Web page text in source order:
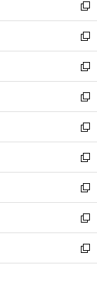
ィ
ン
ド
ウ
で
開
く
い
ウ
ィ
ン
ド
ウ
で
開
く
新
し
い
ウ
ィ
ン
ド
ウ
で
開
く
新
し
い
ウ
ィ
ン
ド
ウ
で
開
く
新
し
い
ウ
ィ
ン
ド
ウ
で
開
く
新
し
い
ウ
ィ
ン
ド
ウ
で
開
く
新
し
い
ウ
ィ
ン
ド
ウ
で
開
新
し
い
ウ
ィ
ン
ド
ウ
新
し
い
ウ
ィ
ン
新
し
い
ウ
新
し